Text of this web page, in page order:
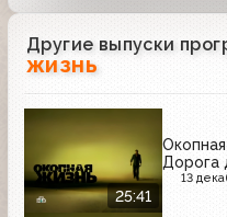
Другие выпуски
жизнь
25:41
Дорога
13